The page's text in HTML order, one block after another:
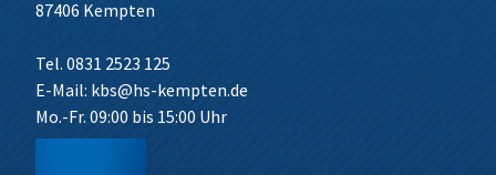
87406 Kempten
Tel. 0831 2523 125
E-Mail: kbs@hs-kempten.de
Mo.-Fr. 09:00 bis 15:00 Uhr